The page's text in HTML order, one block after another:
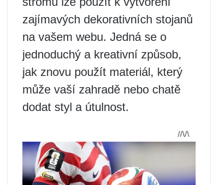
zajímavých dekorativních stojanů
na vašem webu. Jedná se o
jednoduchý a kreativní způsob,
jak znovu použít materiál, který
může vaší zahradě nebo chatě
dodat styl a útulnost.